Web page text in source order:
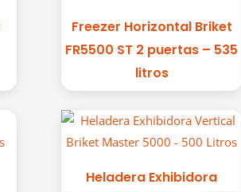
Freezer Horizontal Briket
FR5500 ST 2 puertas – 535
litros
Heladera Exhibidora